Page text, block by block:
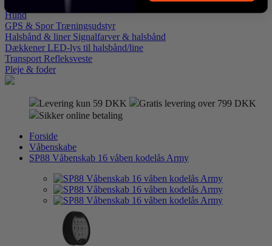
Hund
GPS & Spor Træningsudstyr
Halsbånd & liner Signalfarver & halsbånd
Dækkener LED-lys til halsbånd/line
Transport Refleksveste
Pleje & foder
Levering kun 59 DKK
Gratis levering over 799 DKK
Sikker online betaling
Forside
Våbenskabe
SP88 Våbenskab 16 våben kodelås Army